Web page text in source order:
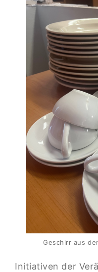
Geschirr aus
Initiativen der